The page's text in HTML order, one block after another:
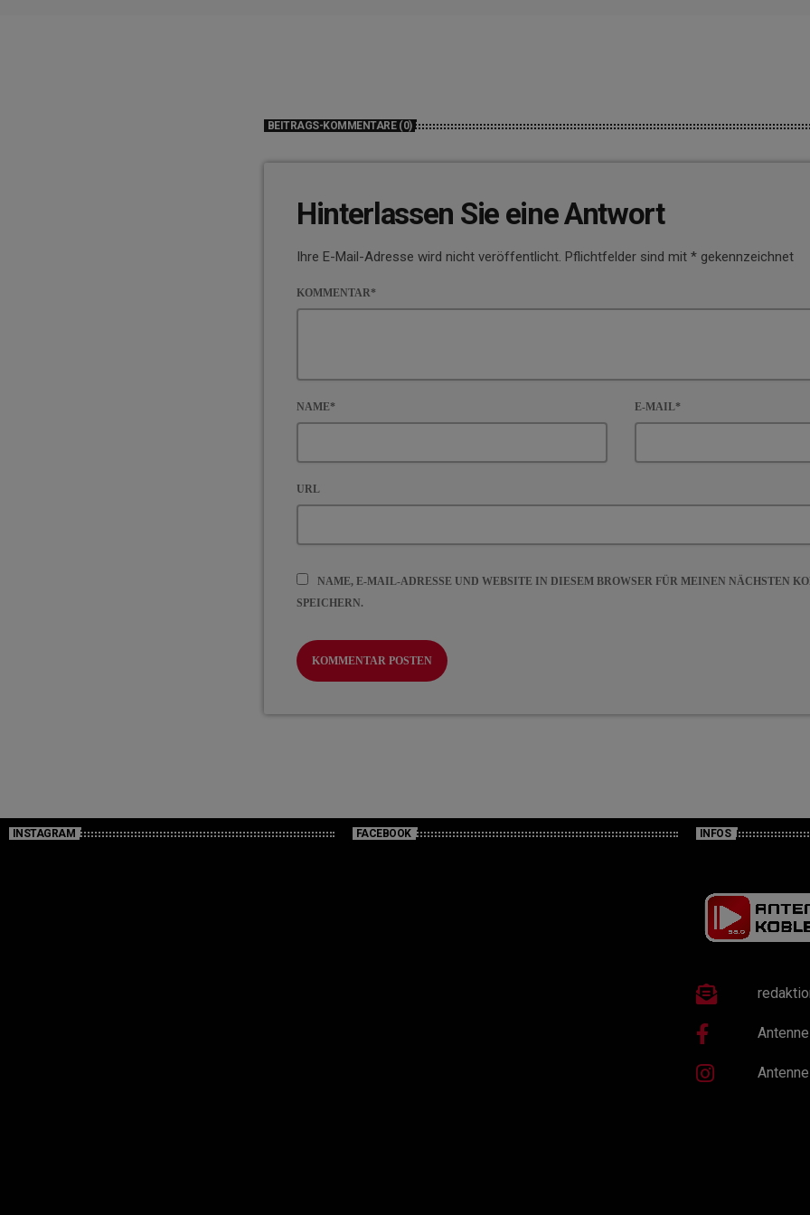
BEITRAGS-KOMMENTARE (0)
Hinterlassen Sie eine Antwort
Ihre E-Mail-Adresse wird nicht veröffentlicht. Pflichtfelder sind mit * gekennzeichnet
KOMMENTAR*
NAME* E-MAIL*
URL
NAME, E-MAIL-ADRESSE UND WEBSITE IN DIESEM BROWSER FÜR MEINEN NÄCHSTEN
SPEICHERN.
INSTAGRAM FACEBOOK INFOS